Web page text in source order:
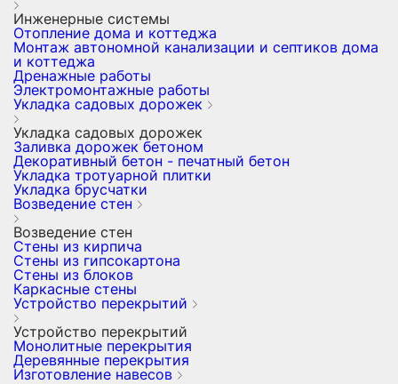
Инженерные системы
Отопление дома и коттеджа
Монтаж автономной канализации и септиков дома
и коттеджа
Дренажные работы
Электромонтажные работы
Укладка садовых дорожек
Укладка садовых дорожек
Заливка дорожек бетоном
Декоративный бетон - печатный бетон
Укладка тротуарной плитки
Укладка брусчатки
Возведение стен
Возведение стен
Стены из кирпича
Стены из гипсокартона
Стены из блоков
Каркасные стены
Устройство перекрытий
Устройство перекрытий
Монолитные перекрытия
Деревянные перекрытия
Изготовление навесов